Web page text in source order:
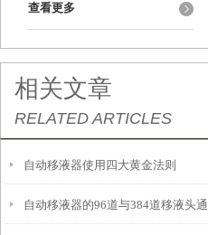
查看更多
相关文章
RELATED ARTICLES
自动移液器使用四大黄金法则
自动移液器的96道与384道移液头通